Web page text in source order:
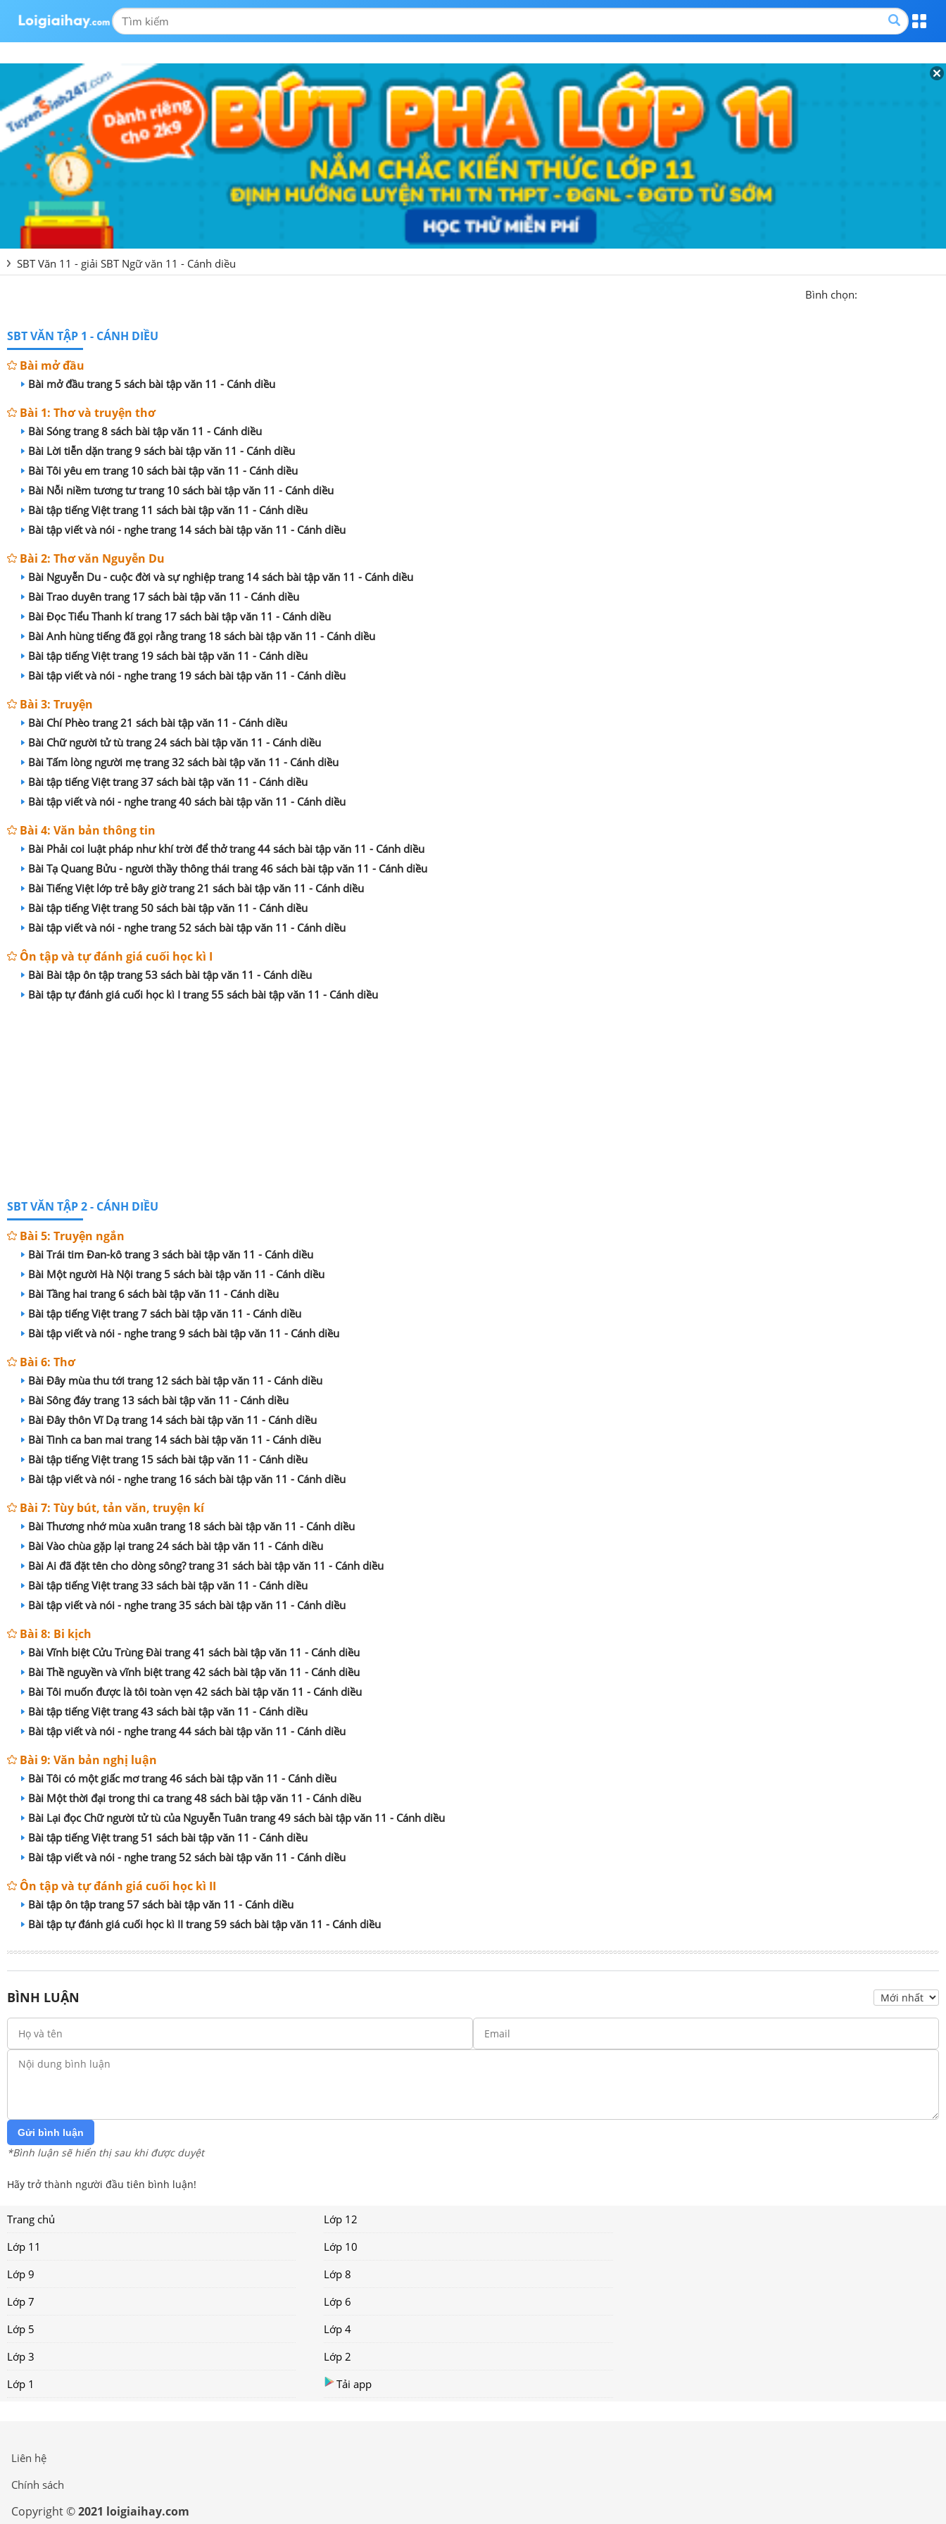
SBT Văn 11 - giải SBT Ngữ văn 11 - Cánh diều
Bình chọn:
SBT VĂN TẬP 1 - CÁNH DIỀU
Bài mở đầu
Bài mở đầu trang 5 sách bài tập văn 11 - Cánh diều
Bài 1: Thơ và truyện thơ
Bài Sóng trang 8 sách bài tập văn 11 - Cánh diều
Bài Lời tiễn dặn trang 9 sách bài tập văn 11 - Cánh diều
Bài Tôi yêu em trang 10 sách bài tập văn 11 - Cánh diều
Bài Nỗi niềm tương tư trang 10 sách bài tập văn 11 - Cánh diều
Bài tập tiếng Việt trang 11 sách bài tập văn 11 - Cánh diều
Bài tập viết và nói - nghe trang 14 sách bài tập văn 11 - Cánh diều
Bài 2: Thơ văn Nguyễn Du
Bài Nguyễn Du - cuộc đời và sự nghiệp trang 14 sách bài tập văn 11 - Cánh diều
Bài Trao duyên trang 17 sách bài tập văn 11 - Cánh diều
Bài Đọc Tiểu Thanh kí trang 17 sách bài tập văn 11 - Cánh diều
Bài Anh hùng tiếng đã gọi rằng trang 18 sách bài tập văn 11 - Cánh diều
Bài tập tiếng Việt trang 19 sách bài tập văn 11 - Cánh diều
Bài tập viết và nói - nghe trang 19 sách bài tập văn 11 - Cánh diều
Bài 3: Truyện
Bài Chí Phèo trang 21 sách bài tập văn 11 - Cánh diều
Bài Chữ người tử tù trang 24 sách bài tập văn 11 - Cánh diều
Bài Tấm lòng người mẹ trang 32 sách bài tập văn 11 - Cánh diều
Bài tập tiếng Việt trang 37 sách bài tập văn 11 - Cánh diều
Bài tập viết và nói - nghe trang 40 sách bài tập văn 11 - Cánh diều
Bài 4: Văn bản thông tin
Bài Phải coi luật pháp như khí trời để thở trang 44 sách bài tập văn 11 - Cánh diều
Bài Tạ Quang Bửu - người thầy thông thái trang 46 sách bài tập văn 11 - Cánh diều
Bài Tiếng Việt lớp trẻ bây giờ trang 21 sách bài tập văn 11 - Cánh diều
Bài tập tiếng Việt trang 50 sách bài tập văn 11 - Cánh diều
Bài tập viết và nói - nghe trang 52 sách bài tập văn 11 - Cánh diều
Ôn tập và tự đánh giá cuối học kì I
Bài Bài tập ôn tập trang 53 sách bài tập văn 11 - Cánh diều
Bài tập tự đánh giá cuối học kì I trang 55 sách bài tập văn 11 - Cánh diều
SBT VĂN TẬP 2 - CÁNH DIỀU
Bài 5: Truyện ngắn
Bài Trái tim Đan-kô trang 3 sách bài tập văn 11 - Cánh diều
Bài Một người Hà Nội trang 5 sách bài tập văn 11 - Cánh diều
Bài Tầng hai trang 6 sách bài tập văn 11 - Cánh diều
Bài tập tiếng Việt trang 7 sách bài tập văn 11 - Cánh diều
Bài tập viết và nói - nghe trang 9 sách bài tập văn 11 - Cánh diều
Bài 6: Thơ
Bài Đây mùa thu tới trang 12 sách bài tập văn 11 - Cánh diều
Bài Sông đáy trang 13 sách bài tập văn 11 - Cánh diều
Bài Đây thôn Vĩ Dạ trang 14 sách bài tập văn 11 - Cánh diều
Bài Tình ca ban mai trang 14 sách bài tập văn 11 - Cánh diều
Bài tập tiếng Việt trang 15 sách bài tập văn 11 - Cánh diều
Bài tập viết và nói - nghe trang 16 sách bài tập văn 11 - Cánh diều
Bài 7: Tùy bút, tản văn, truyện kí
Bài Thương nhớ mùa xuân trang 18 sách bài tập văn 11 - Cánh diều
Bài Vào chùa gặp lại trang 24 sách bài tập văn 11 - Cánh diều
Bài Ai đã đặt tên cho dòng sông? trang 31 sách bài tập văn 11 - Cánh diều
Bài tập tiếng Việt trang 33 sách bài tập văn 11 - Cánh diều
Bài tập viết và nói - nghe trang 35 sách bài tập văn 11 - Cánh diều
Bài 8: Bi kịch
Bài Vĩnh biệt Cửu Trùng Đài trang 41 sách bài tập văn 11 - Cánh diều
Bài Thề nguyền và vĩnh biệt trang 42 sách bài tập văn 11 - Cánh diều
Bài Tôi muốn được là tôi toàn vẹn 42 sách bài tập văn 11 - Cánh diều
Bài tập tiếng Việt trang 43 sách bài tập văn 11 - Cánh diều
Bài tập viết và nói - nghe trang 44 sách bài tập văn 11 - Cánh diều
Bài 9: Văn bản nghị luận
Bài Tôi có một giấc mơ trang 46 sách bài tập văn 11 - Cánh diều
Bài Một thời đại trong thi ca trang 48 sách bài tập văn 11 - Cánh diều
Bài Lại đọc Chữ người tử tù của Nguyễn Tuân trang 49 sách bài tập văn 11 - Cánh diều
Bài tập tiếng Việt trang 51 sách bài tập văn 11 - Cánh diều
Bài tập viết và nói - nghe trang 52 sách bài tập văn 11 - Cánh diều
Ôn tập và tự đánh giá cuối học kì II
Bài tập ôn tập trang 57 sách bài tập văn 11 - Cánh diều
Bài tập tự đánh giá cuối học kì II trang 59 sách bài tập văn 11 - Cánh diều
BÌNH LUẬN
Gửi bình luận
*Bình luận sẽ hiển thị sau khi được duyệt
Hãy trở thành người đầu tiên bình luận!
Trang chủ
Lớp 12
Lớp 11
Lớp 10
Lớp 9
Lớp 8
Lớp 7
Lớp 6
Lớp 5
Lớp 4
Lớp 3
Lớp 2
Lớp 1
Tải app
Liên hệ
Chính sách
Copyright ©2021 loigiaihay.com